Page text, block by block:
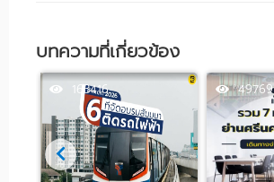
บทความที่เกี่ยวข้อง
163416 49769